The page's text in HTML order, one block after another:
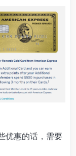
优惠的话，需要